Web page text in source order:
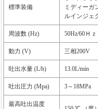
標準装備
ミディーガ
ルインジェ
周波数 (Hz) 50Hz/60Ｈ
動力 (V) 三相200V
吐出水量 (L/h) 13.0L/min
吐出圧力 (Mpa) 3～18MPa
最高吐出温度